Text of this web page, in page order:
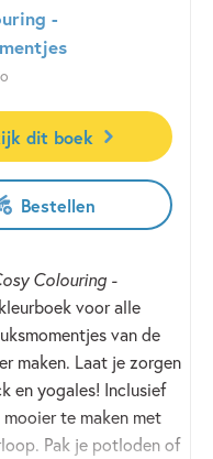
-
dit boek
Bestellen
Colouring -
voor alle
van de
maken. Laat je zorgen
en yogales! Inclusief
te maken met
Pak je potloden of